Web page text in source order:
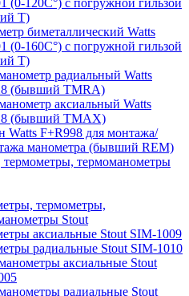
(0-120С°) с погружной гильзой
T)
биметаллический Watts
(0-160С°) с погружной гильзой
T)
радиальный Watts
(бывший TMRA)
аксиальный Watts
(бывший TMAX)
Watts F+R998 для монтажа/
манометра (бывший REM)
термоманометры
термометры,
Stout
аксиальные Stout SIM-1009
радиальные Stout SIM-1010
аксиальные Stout
радиальные Stout